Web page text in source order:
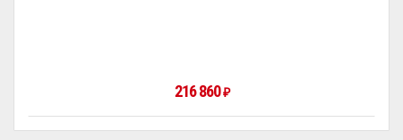
216 860 ₽